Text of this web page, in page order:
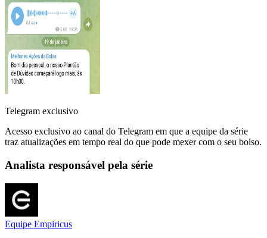
Telegram exclusivo
Acesso exclusivo ao canal do Telegram em que a equipe da série
traz atualizações em tempo real do que pode mexer com o seu bolso.
Analista responsável pela série
Equipe Empiricus